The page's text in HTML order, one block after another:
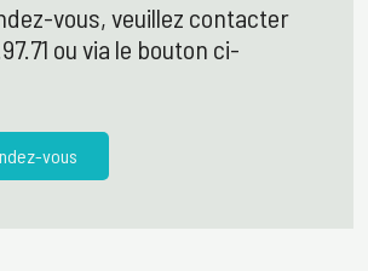
vous, veuillez contacter
ou via le bouton ci-
vous